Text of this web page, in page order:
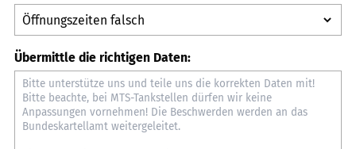
Übermittle die richtigen Daten: